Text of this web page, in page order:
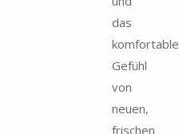
das
komfortable
Gefühl
von
neuen,
frischen